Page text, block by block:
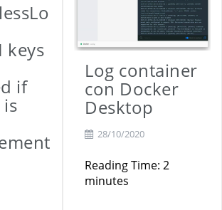
keys
if
is
Log container
con Docker
Desktop
28/10/2020
Reading Time: 2
minutes